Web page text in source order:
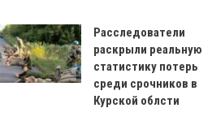
Расследователи
раскрыли реальную
статистику потерь
среди срочников в
Курской облсти